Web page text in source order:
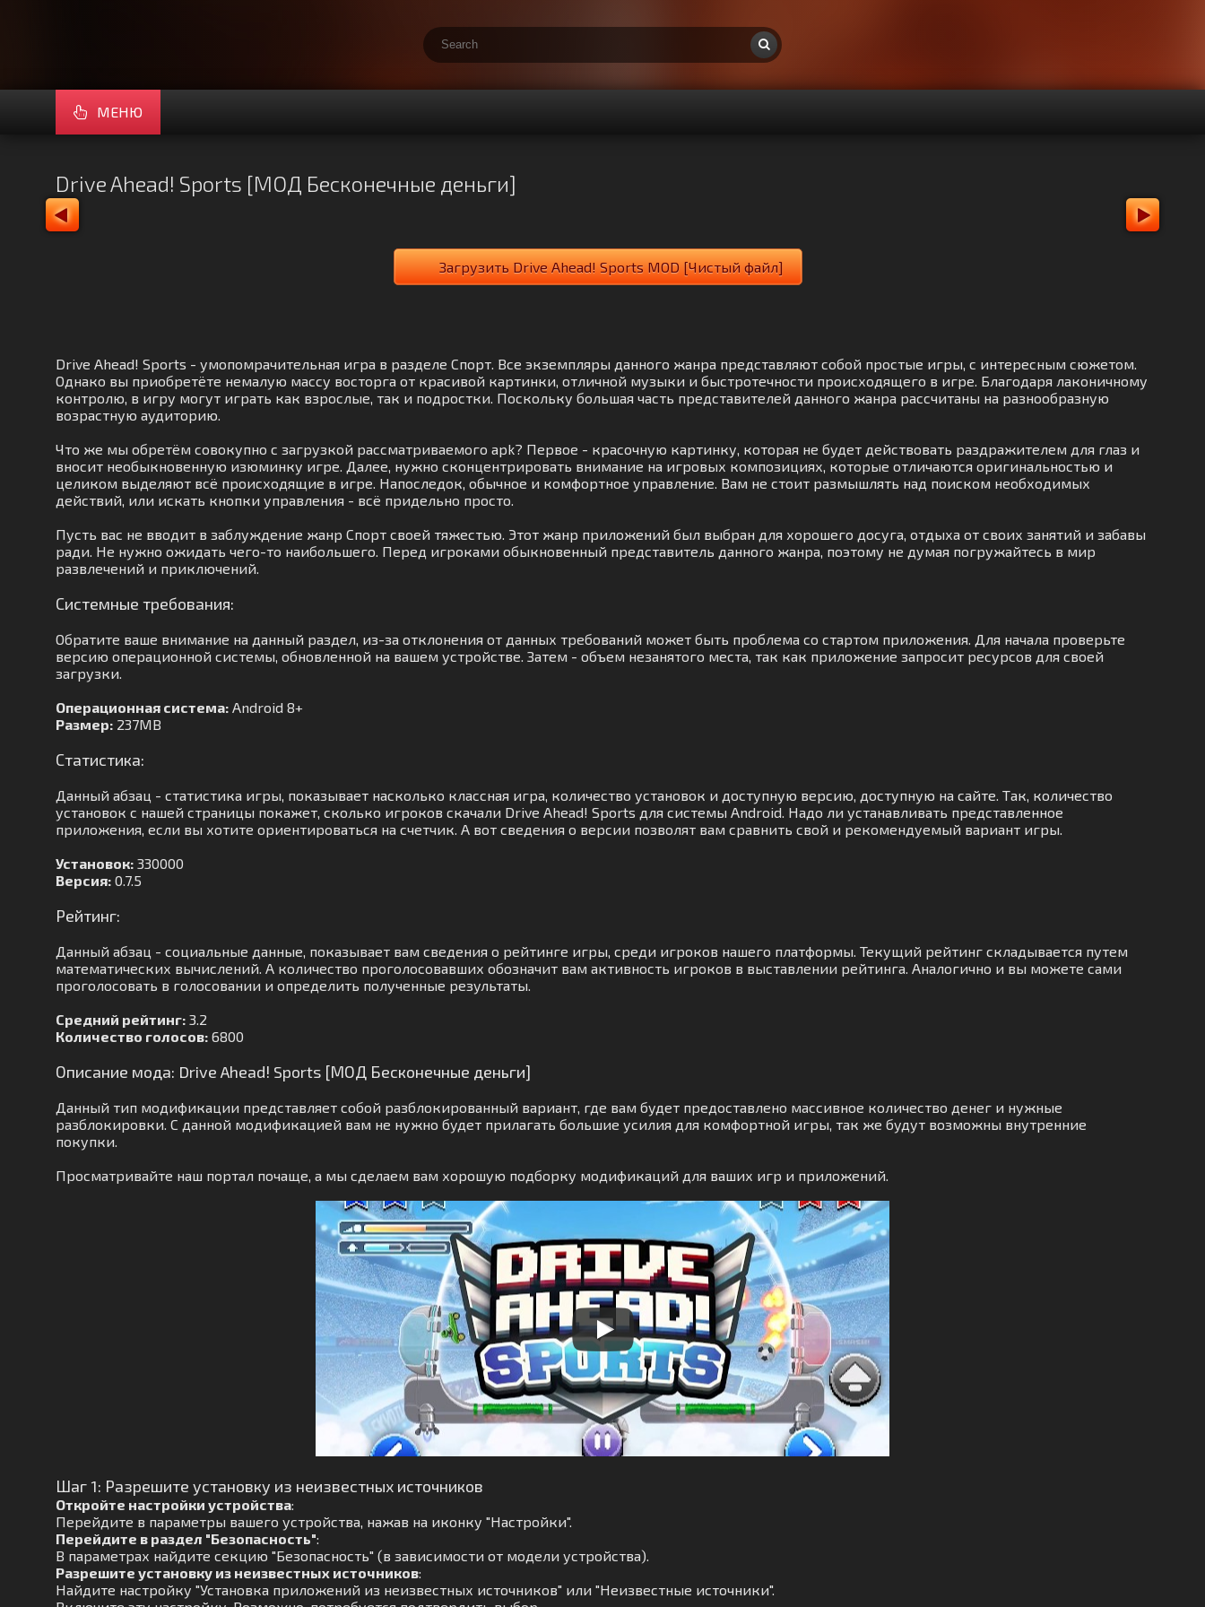
МЕНЮ
Drive Ahead! Sports [МОД Бесконечные деньги]
Загрузить Drive Ahead! Sports MOD [Чистый файл]
Drive Ahead! Sports - умопомрачительная игра в разделе Спорт. Все экземпляры данного жанра представляют собой простые игры, с интересным сюжетом.
Однако вы приобретёте немалую массу восторга от красивой картинки, отличной музыки и быстротечности происходящего в игре. Благодаря лаконичному
контролю, в игру могут играть как взрослые, так и подростки. Поскольку большая часть представителей данного жанра рассчитаны на разнообразную
возрастную аудиторию.
Что же мы обретём совокупно с загрузкой рассматриваемого apk? Первое - красочную картинку, которая не будет действовать раздражителем для глаз и
вносит необыкновенную изюминку игре. Далее, нужно сконцентрировать внимание на игровых композициях, которые отличаются оригинальностью и
целиком выделяют всё происходящие в игре. Напоследок, обычное и комфортное управление. Вам не стоит размышлять над поиском необходимых
действий, или искать кнопки управления - всё придельно просто.
Пусть вас не вводит в заблуждение жанр Спорт своей тяжестью. Этот жанр приложений был выбран для хорошего досуга, отдыха от своих занятий и забавы
ради. Не нужно ожидать чего-то наибольшего. Перед игроками обыкновенный представитель данного жанра, поэтому не думая погружайтесь в мир
развлечений и приключений.
Системные требования:
Обратите ваше внимание на данный раздел, из-за отклонения от данных требований может быть проблема со стартом приложения. Для начала проверьте
версию операционной системы, обновленной на вашем устройстве. Затем - объем незанятого места, так как приложение запросит ресурсов для своей
загрузки.
Операционная система: Android 8+
Размер: 237MB
Статистика:
Данный абзац - статистика игры, показывает насколько классная игра, количество установок и доступную версию, доступную на сайте. Так, количество
установок с нашей страницы покажет, сколько игроков скачали Drive Ahead! Sports для системы Android. Надо ли устанавливать представленное
приложения, если вы хотите ориентироваться на счетчик. А вот сведения о версии позволят вам сравнить свой и рекомендуемый вариант игры.
Установок: 330000
Версия: 0.7.5
Рейтинг:
Данный абзац - социальные данные, показывает вам сведения о рейтинге игры, среди игроков нашего платформы. Текущий рейтинг складывается путем
математических вычислений. А количество проголосовавших обозначит вам активность игроков в выставлении рейтинга. Аналогично и вы можете сами
проголосовать в голосовании и определить полученные результаты.
Средний рейтинг: 3.2
Количество голосов: 6800
Описание мода: Drive Ahead! Sports [МОД Бесконечные деньги]
Данный тип модификации представляет собой разблокированный вариант, где вам будет предоставлено массивное количество денег и нужные
разблокировки. С данной модификацией вам не нужно будет прилагать большие усилия для комфортной игры, так же будут возможны внутренние
покупки.
Просматривайте наш портал почаще, а мы сделаем вам хорошую подборку модификаций для ваших игр и приложений.
Шаг 1: Разрешите установку из неизвестных источников
Откройте настройки устройства:
Перейдите в параметры вашего устройства, нажав на иконку "Настройки".
Перейдите в раздел "Безопасность":
В параметрах найдите секцию "Безопасность" (в зависимости от модели устройства).
Разрешите установку из неизвестных источников:
Найдите настройку "Установка приложений из неизвестных источников" или "Неизвестные источники".